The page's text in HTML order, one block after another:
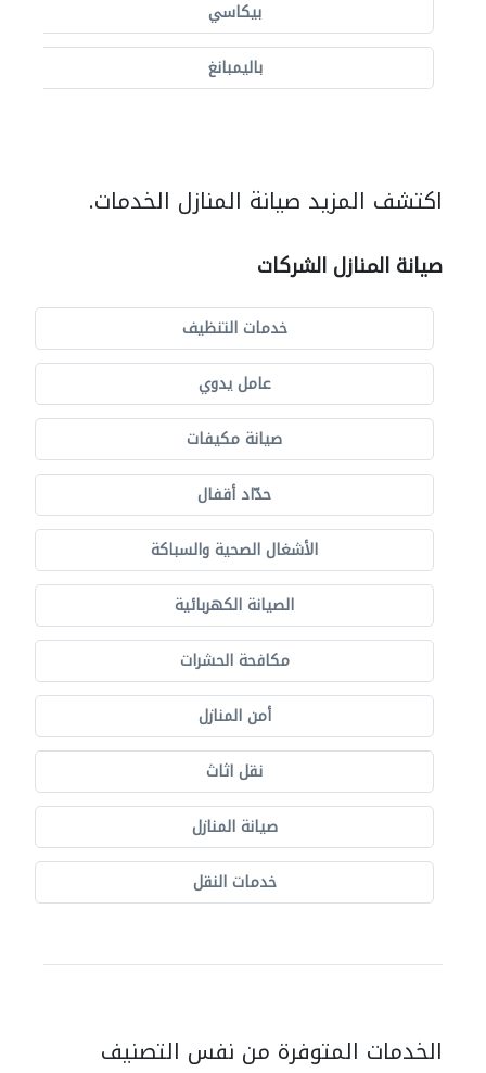
بيكاسي
باليمبانغ
اكتشف المزيد صيانة المنازل الخدمات.
صيانة المنازل الشركات
خدمات التنظيف
عامل يدوي
صيانة مكيفات
حدّاد أقفال
الأشغال الصحية والسباكة
الصيانة الكهربائية
مكافحة الحشرات
أمن المنازل
نقل اثاث
صيانة المنازل
خدمات النقل
الخدمات المتوفرة من نفس التصنيف